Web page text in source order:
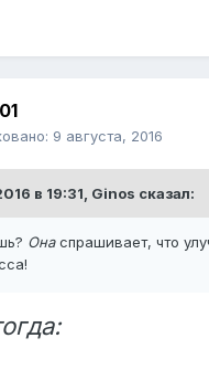
9 августа, 2016
в 19:31, Ginos сказал:
Онаспрашивает, что